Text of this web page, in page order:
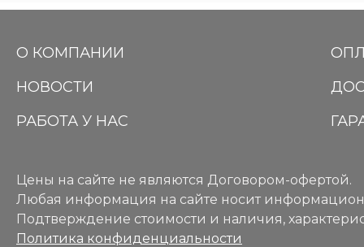
О КОМПАНИИ
НОВОСТИ
РАБОТА У НАС
Цены на сайте не являются Договором-офертой.
Любая информация на сайте носит
Подтверждение стоимости и наличия,
Политика конфиденциальности